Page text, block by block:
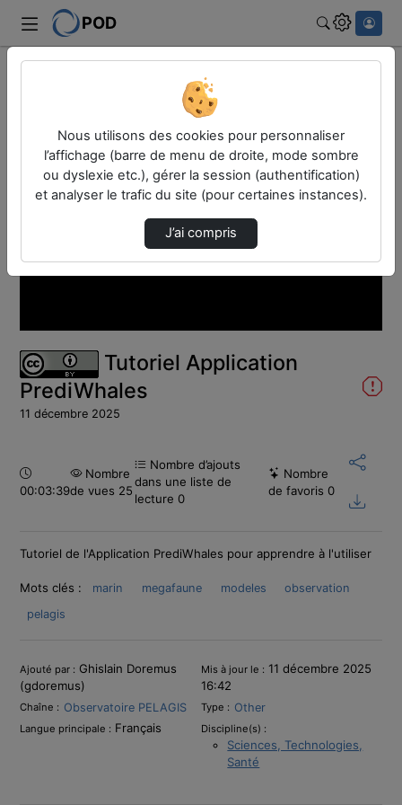
POD
Tutoriel Application PrediWhales
Lire
vidéo
Tutoriel Application
PrediWhales
11 décembre 2025
Durée :
00:03:39
Nombre
de vues 25
Nombre d’ajouts
dans une liste de
lecture 0
Nombre
de favoris 0
Tutoriel de l'Application PrediWhales pour apprendre à l'utiliser
Mots clés : marin megafaune modeles
observation
pelagis
Informations
Ajouté par : Ghislain Doremus
(gdoremus)
Mis à jour le : 11 décembre 2025
16:42
Chaîne : Observatoire PELAGIS Type : Other
Langue principale : Français Discipline(s) :
Sciences, Technologies,
Santé
Nous utilisons des cookies pour personnaliser
l’affichage (barre de menu de droite, mode sombre
ou dyslexie etc.), gérer la session (authentification)
et analyser le trafic du site (pour certaines instances).
J’ai compris